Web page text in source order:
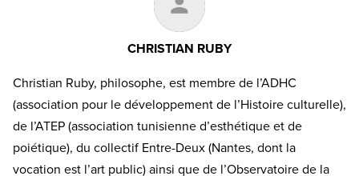
CHRISTIAN RUBY
Christian Ruby, philosophe, est membre de l’ADHC
(association pour le développement de l’Histoire culturelle),
de l’ATEP (association tunisienne d’esthétique et de
poiétique), du collectif Entre-Deux (Nantes, dont la
vocation est l’art public) ainsi que de l’Observatoire de la